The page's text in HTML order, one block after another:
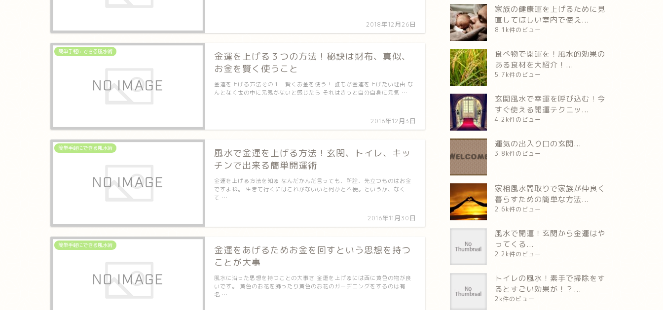
2018年12月26日
簡単手軽にできる風水術
金運を上げる３つの方法！秘訣は財布、真似、
お金を賢く使うこと
2016年12月3日
金運を上げる方法その１ 賢くお金を使う！ 誰もが金運を上げたい理由 な
んとなく世の中に元気がないと感じたら それはきっと自分自身に元気 …
簡単手軽にできる風水術
風水で金運を上げる方法！玄関、トイレ、キッ
チンで出来る簡単開運術
2016年11月30日
金運を上げる方法を知る なんだかんだ言っても、所詮、先立つものはお金
ですよね。 生きて行くにはこれがないいと何かと不便。というか、なく
て …
簡単手軽にできる風水術
金運をあげるためお金を回すという思想を持つ
ことが大事
風水に沿った思想を持つことの大事さ 金運を上げるには西に黄色の物が良
いです。 黄色のお花を飾ったり黄色のお花のガーデニングをするのは有
名 …
家族の健康運を上げるために見
直してほしい室内で使え...
8.1k件のビュー
食べ物で開運を！風水的効果の
ある食材を大紹介！...
5.7k件のビュー
玄関風水で幸運を呼び込む！今
すぐ使える開運テクニッ...
4.2k件のビュー
運気の出入り口の玄関...
3.8k件のビュー
家相風水間取りで家族が仲良く
暮らすための簡単な方法...
2.6k件のビュー
風水で開運！玄関から金運はや
ってくる...
2.2k件のビュー
トイレの風水！素手で掃除をす
るとすごい効果が！？...
2k件のビュー